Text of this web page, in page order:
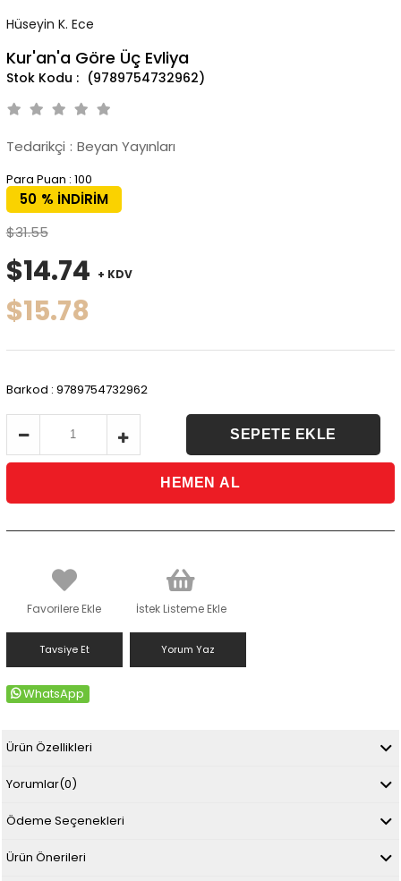
Hüseyin K. Ece
Kur'an'a Göre Üç Evliya
(9789754732962)
Tedarikçi : Beyan Yayınları
Para Puan : 100
%
50
İNDIRIM
$31.55
$14.74 + KDV
$15.78
Barkod : 9789754732962
Favorilere Ekle İstek Listeme Ekle
Tavsiye Et Yorum Yaz
WhatsApp
Ürün Özellikleri
Yorumlar(0)
Ödeme Seçenekleri
Ürün Önerileri